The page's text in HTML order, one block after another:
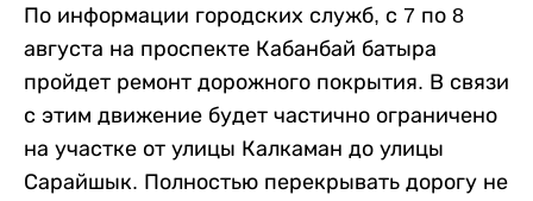
По информации городских служб, с 7 по 8
августа на проспекте Кабанбай батыра
пройдет ремонт дорожного покрытия. В связи
с этим движение будет частично ограничено
на участке от улицы Калкаман до улицы
Сарайшык. Полностью перекрывать дорогу не